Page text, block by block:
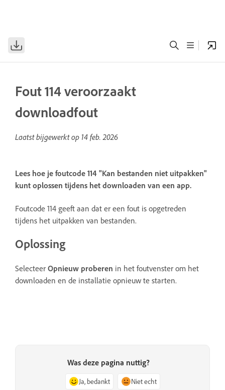
Fout 114 veroorzaakt
downloadfout
Laatst bijgewerkt op 14 feb. 2026
Lees hoe je foutcode 114 "Kan bestanden niet uitpakken"
kunt oplossen tijdens het downloaden van een app.
Foutcode 114 geeft aan dat er een fout is opgetreden
tijdens het uitpakken van bestanden.
Oplossing
Selecteer Opnieuw proberen in het foutvenster om het
downloaden en de installatie opnieuw te starten.
Was deze pagina nuttig?
Ja, bedankt Niet echt